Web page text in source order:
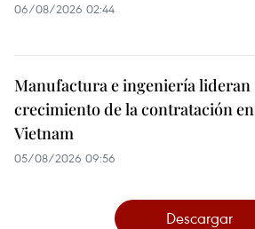
06/08/2026 02:44
Manufactura e ingeniería lideran
crecimiento de la contratación en
Vietnam
05/08/2026 09:56
Descargar